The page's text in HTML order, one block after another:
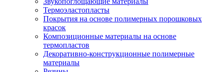
Термоэластопласты
Покрытия на основе полимерных порошковых
красок
Композиционные материалы на основе
термопластов
Декоративно-конструкционные полимерные
материалы